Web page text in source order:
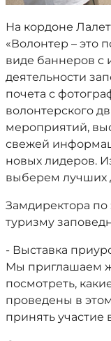
На кордоне
«Волонтер – это
виде баннеров с
деятельности
почета с
волонтерского
мероприятий,
свежей
новых лидеров.
выберем лучших
Замдиректора
туризму
- Выставка
Мы приглашаем
посмотреть,
проведены в
принять участие